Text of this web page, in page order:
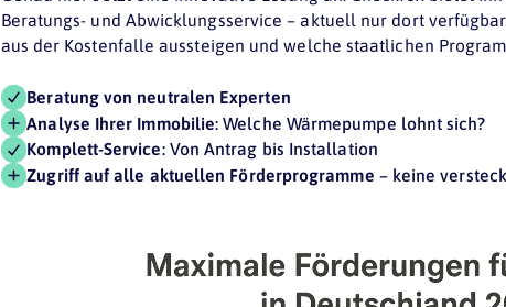
Beratungs- und Abwicklungsservice – aktuell nur dort
aus der Kostenfalle aussteigen und welche staatlichen
Beratung von neutralen Experten
Analyse Ihrer Immobilie: Welche Wärmepumpe lohnt sich?
Komplett-Service: Von Antrag bis Installation
Zugriff auf alle aktuellen Förderprogramme – keine